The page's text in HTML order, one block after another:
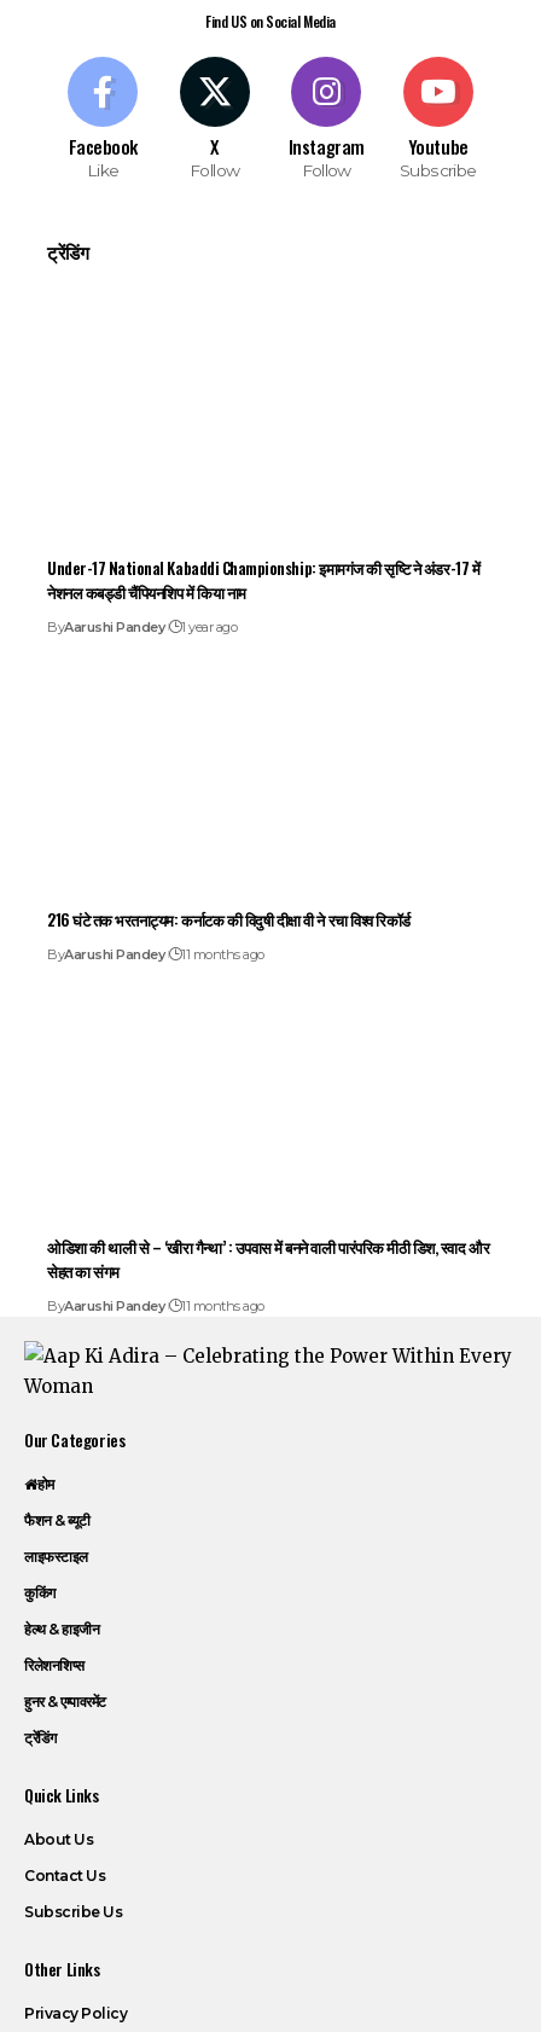
Find US on Social Media
Facebook
Like
X
Follow
Instagram
Follow
Youtube
Subscribe
ट्रेंडिंग
Under-17 National Kabaddi Championship: इमामगंज की सृष्टि ने अंडर-17 में
नेशनल कबड्डी चैंपियनशिप में किया नाम
ByAarushi Pandey 1 year ago
216 घंटे तक भरतनाट्यम: कर्नाटक की विदुषी दीक्षा वी ने रचा विश्व रिकॉर्ड
ByAarushi Pandey 11 months ago
ओडिशा की थाली से – ‘खीरा गैन्था’ : उपवास में बनने वाली पारंपरिक मीठी डिश, स्वाद और
सेहत का संगम
ByAarushi Pandey 11 months ago
Our Categories
होम
फैशन & ब्यूटी
लाइफस्टाइल
कुकिंग
हेल्थ & हाइजीन
रिलेशनशिप्स
हुनर & एम्पावरमेंट
ट्रेंडिंग
Quick Links
About Us
Contact Us
Subscribe Us
Other Links
Privacy Policy